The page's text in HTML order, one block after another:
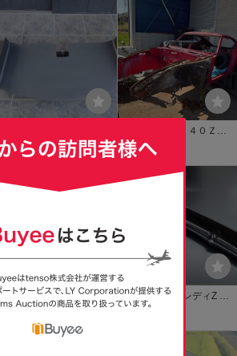
トブッシュ右側だけ2個
ラー 片方
240 ZG G ノーズ フロン
ト バンパー ロア HS 30 Z
現在 333,333 円
フェアレディ２４０Ｚド
ンガラボディ書類有Ｓ３
０Ｚ４３２４０部品取レ
ストアベース
現在 850,000
【真作】【WISH】クリス
チャン・ラッセン Lassen
「マウイゴールド」シル
クスクリーン 20号大 大作
GE極上フェアレディZ S3
0 240Z 純正形状 リアスポ